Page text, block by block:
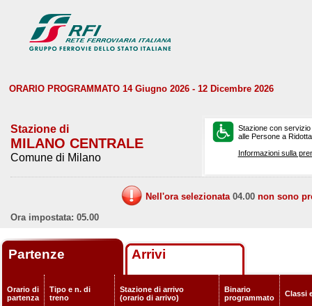
ORARIO PROGRAMMATO 14 Giugno 2026 - 12 Dicembre 2026
Stazione di
MILANO CENTRALE
Comune di Milano
Stazione con
alle Persone a
Informazioni sulla
Nell'ora selezionata 04.00 non sono
Ora impostata: 05.00
Partenze Arrivi
Orario di
partenza
Tipo e n. di
treno
Stazione di arrivo
(orario di arrivo)
Binario
programmato
Classi